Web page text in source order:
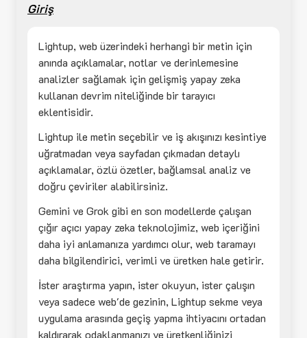
Giriş
Lightup, web üzerindeki herhangi bir metin için
anında açıklamalar, notlar ve derinlemesine
analizler sağlamak için gelişmiş yapay zeka
kullanan devrim niteliğinde bir tarayıcı
eklentisidir.
Lightup ile metin seçebilir ve iş akışınızı kesintiye
uğratmadan veya sayfadan çıkmadan detaylı
açıklamalar, özlü özetler, bağlamsal analiz ve
doğru çeviriler alabilirsiniz.
Gemini ve Grok gibi en son modellerde çalışan
çığır açıcı yapay zeka teknolojimiz, web içeriğini
daha iyi anlamanıza yardımcı olur, web taramayı
daha bilgilendirici, verimli ve üretken hale getirir.
İster araştırma yapın, ister okuyun, ister çalışın
veya sadece web'de gezinin, Lightup sekme veya
uygulama arasında geçiş yapma ihtiyacını ortadan
kaldırarak odaklanmanızı ve üretkenliğinizi